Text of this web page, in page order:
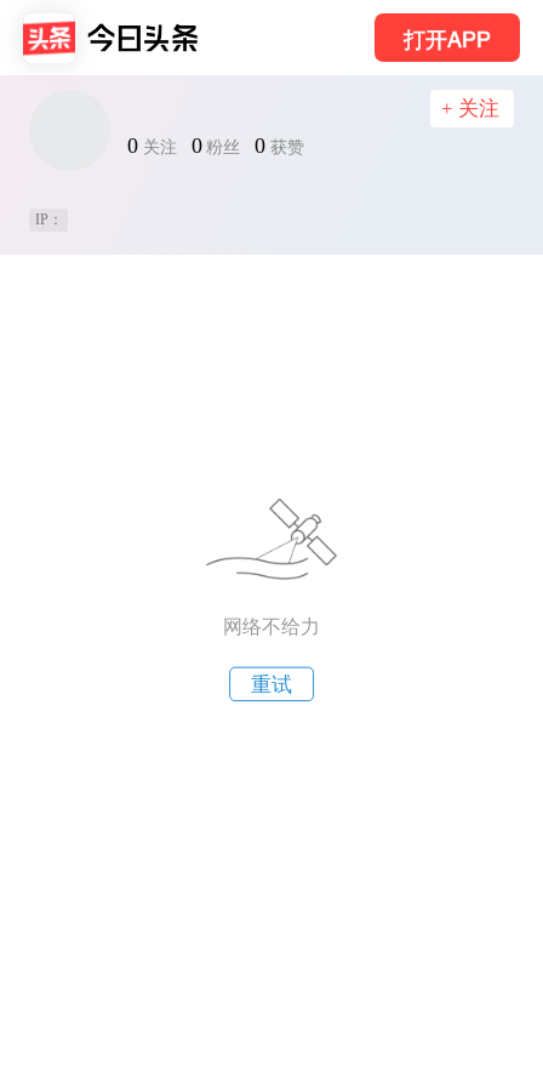
打开APP
0 关注 0 粉丝 0 获赞
+ 关注
IP：
网络不给力
重试